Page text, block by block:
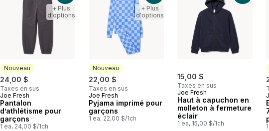
Nouveau
24,00 $
Taxes en sus
Nouveau
Joe Fresh
Pantalon
d’athlétisme pour
garçons
1 ea, 24,00 $/1ch
+ Plus
d'options
Nouveau
22,00 $
Taxes en sus
Nouveau
Joe Fresh
Pyjama imprimé pour
garçons
1 ea, 22,00 $/1ch
+ Plus
d'options
15,00 $
Taxes en sus
Joe Fresh
Haut à capuchon en
molleton à fermeture
éclair
1 ea, 15,00 $/1ch